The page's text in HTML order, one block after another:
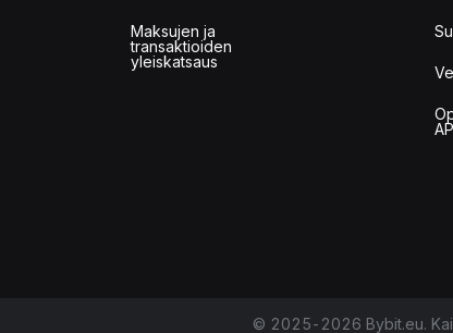
Maksujen ja
transaktioiden
yleiskatsaus
© 2025-2026 Bybit.eu.